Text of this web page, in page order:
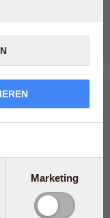
Marketing